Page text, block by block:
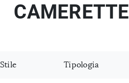
CAMERETTE
Stile Tipologia